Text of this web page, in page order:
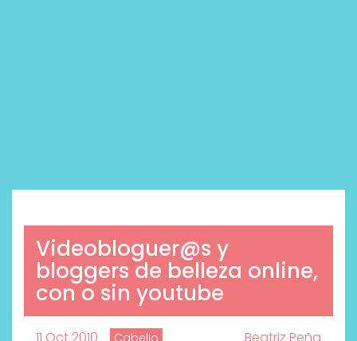
Videobloguer@s y
bloggers de belleza online,
con o sin youtube
Cabello